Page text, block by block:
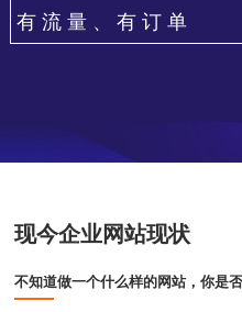
有流量、有订单
现今企业网站现状
不知道做一个什么样的网站，你是